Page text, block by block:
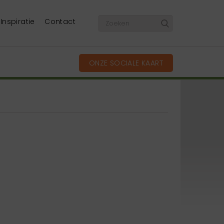
Inspiratie Contact
ONZE SOCIALE KAART